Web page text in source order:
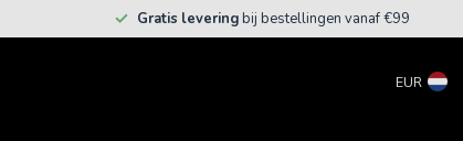
Gratis leveringbij bestellingen vanaf €99
EUR